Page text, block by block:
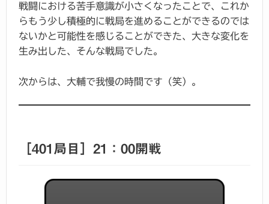
戦闘における苦手意識が小さくなったことで、これか
らもう少し積極的に戦局を進めることができるのでは
ないかと可能性を感じることができた、大きな変化を
生み出した、そんな戦局でした。
次からは、大輔で我慢の時間です（笑）。
［401局目］21：00開戦